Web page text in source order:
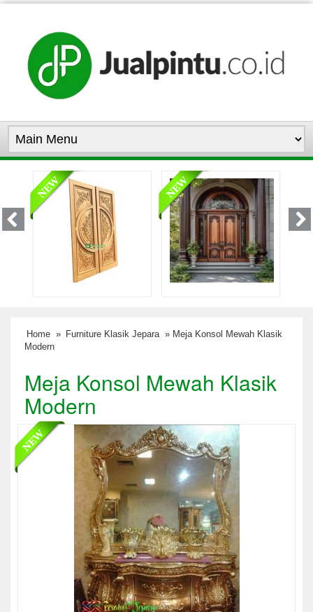
Home » Furniture Klasik Jepara » Meja Konsol Mewah Klasik
Modern
Meja Konsol Mewah Klasik
Modern